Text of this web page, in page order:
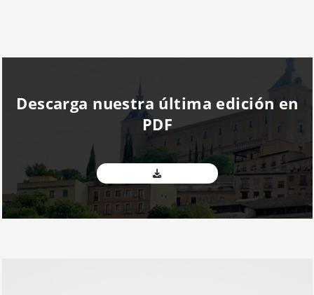
Descarga nuestra última edición en
PDF